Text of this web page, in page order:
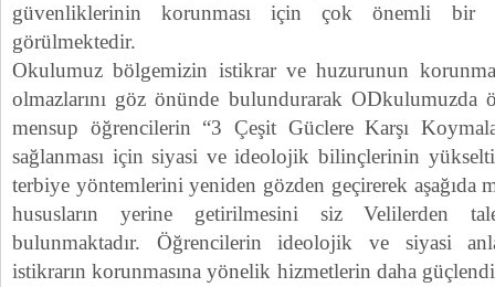
güvenliklerinin korunması için çok önemli bir
görülmektedir.
Okulumuz bölgemizin istikrar ve huzurunun
olmazlarını göz önünde bulundurarak ODkulumuzda
mensup öğrencilerin “3 Çeşit Güclere Karşı
sağlanması için siyasi ve ideolojik bilinçlerinin
terbiye yöntemlerini yeniden gözden geçirerek aşağıda
hususların yerine getirilmesini siz Velilerden
bulunmaktadır. Öğrencilerin ideolojik ve siyasi
istikrarın korunmasına yönelik hizmetlerin daha